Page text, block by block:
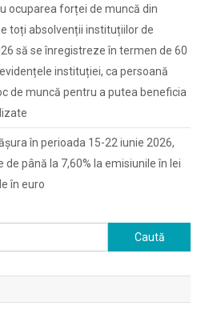
ocuparea forței de muncă din
toți absolvenții instituțiilor de
să se înregistreze în termen de 60
instituției, ca persoană
de muncă pentru a putea beneficia
în perioada 15-22 iunie 2026,
până la 7,60% la emisiunile în lei
în euro
Caută
după: